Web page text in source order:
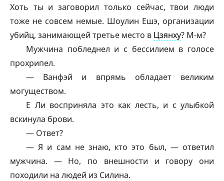
Хоть ты и заговорил только сейчас, твои люди
тоже не совсем немые. Шоулин Ешэ, организации
убийц, занимающей третье место в Цзянху? М-м?
Мужчина побледнел и с бессилием в голосе
прохрипел.
— Ванфэй и впрямь обладает великим
могуществом.
Е Ли восприняла это как лесть, и с улыбкой
вскинула брови.
— Ответ?
— Я и сам не знаю, кто это был, — ответил
мужчина. — Но, по внешности и говору они
походили на людей из Силина.